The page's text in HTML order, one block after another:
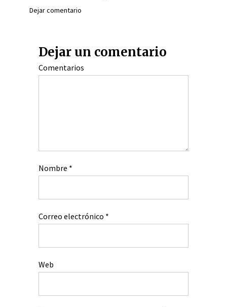
Dejar comentario
Dejar un comentario
Comentarios
Nombre *
Correo electrónico *
Web